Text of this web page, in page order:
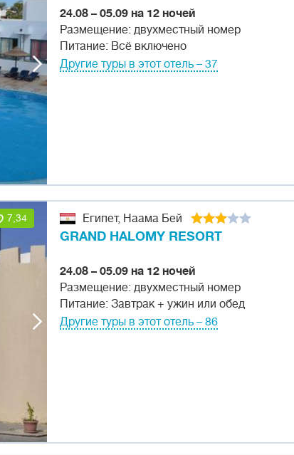
24.08 – 05.09 на 12 ночей
Размещение: двухместный номер
Питание: Всё включено
Другие туры в этот отель – 37
7,34 Египет, Наама Бей
GRAND HALOMY RESORT
24.08 – 05.09 на 12 ночей
Размещение: двухместный номер
Питание: Завтрак + ужин или обед
Другие туры в этот отель – 86